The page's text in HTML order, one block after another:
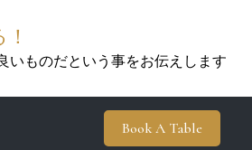
いものだという事をお伝えします
Book A Table